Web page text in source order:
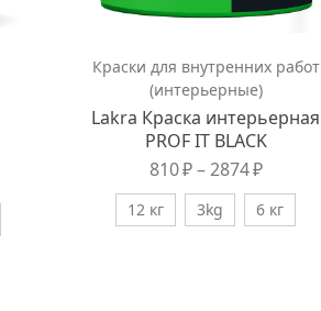
Краски для внутренних работ
(интерьерные)
Lakra Краска интерьерная
PROF IT BLACK
810₽ – 2874₽
12 кг 3kg 6 кг